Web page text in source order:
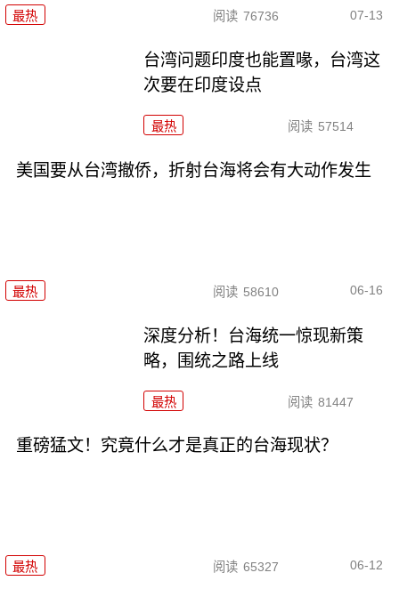
最热 阅读 76736 07-13
台湾问题印度也能置喙，台湾这
次要在印度设点
最热 阅读 57514
美国要从台湾撤侨，折射台海将会有大动作发生
最热 阅读 58610 06-16
深度分析！台海统一惊现新策
略，围统之路上线
最热 阅读 81447
重磅猛文！究竟什么才是真正的台海现状？
最热 阅读 65327 06-12